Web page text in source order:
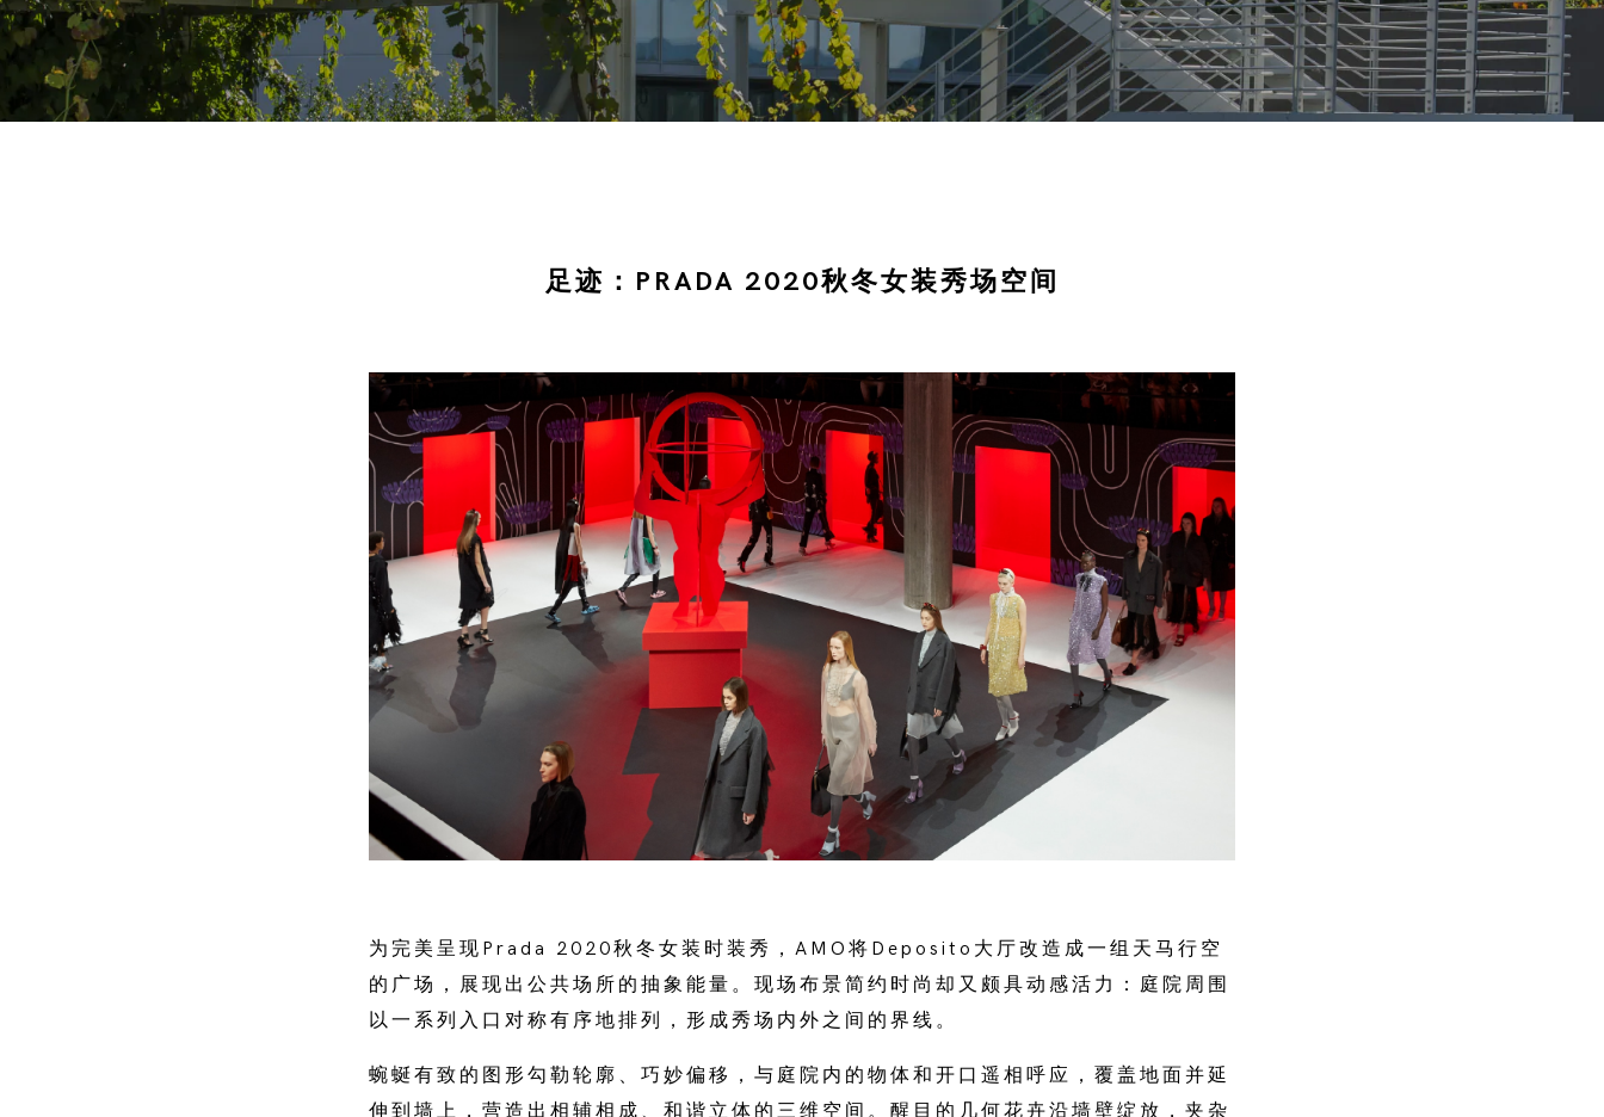
足迹：PRADA 2020秋冬女装秀场空间
为完美呈现Prada 2020秋冬女装时装秀，AMO将Deposito大厅改造成一组天马行空
的广场，展现出公共场所的抽象能量。现场布景简约时尚却又颇具动感活力：庭院周围
以一系列入口对称有序地排列，形成秀场内外之间的界线。
蜿蜒有致的图形勾勒轮廓、巧妙偏移，与庭院内的物体和开口遥相呼应，覆盖地面并延
伸到墙上，营造出相辅相成、和谐立体的三维空间。醒目的几何花卉沿墙壁绽放，夹杂